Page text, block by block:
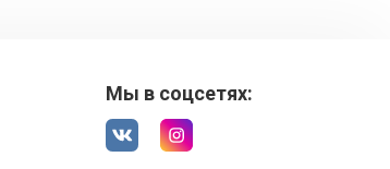
Мы в соцсетях: